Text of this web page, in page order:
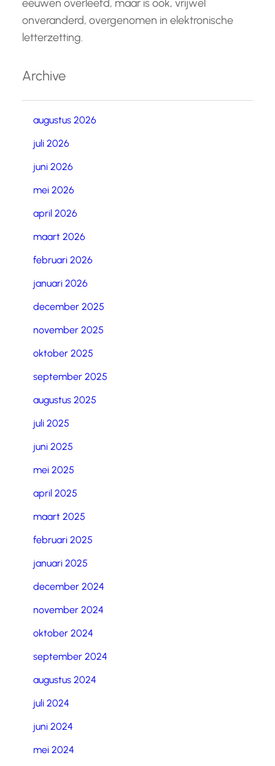
eeuwen overleefd, maar is ook, vrijwel
onveranderd, overgenomen in elektronische
letterzetting.
Archive
augustus 2026
juli 2026
juni 2026
mei 2026
april 2026
maart 2026
februari 2026
januari 2026
december 2025
november 2025
oktober 2025
september 2025
augustus 2025
juli 2025
juni 2025
mei 2025
april 2025
maart 2025
februari 2025
januari 2025
december 2024
november 2024
oktober 2024
september 2024
augustus 2024
juli 2024
juni 2024
mei 2024